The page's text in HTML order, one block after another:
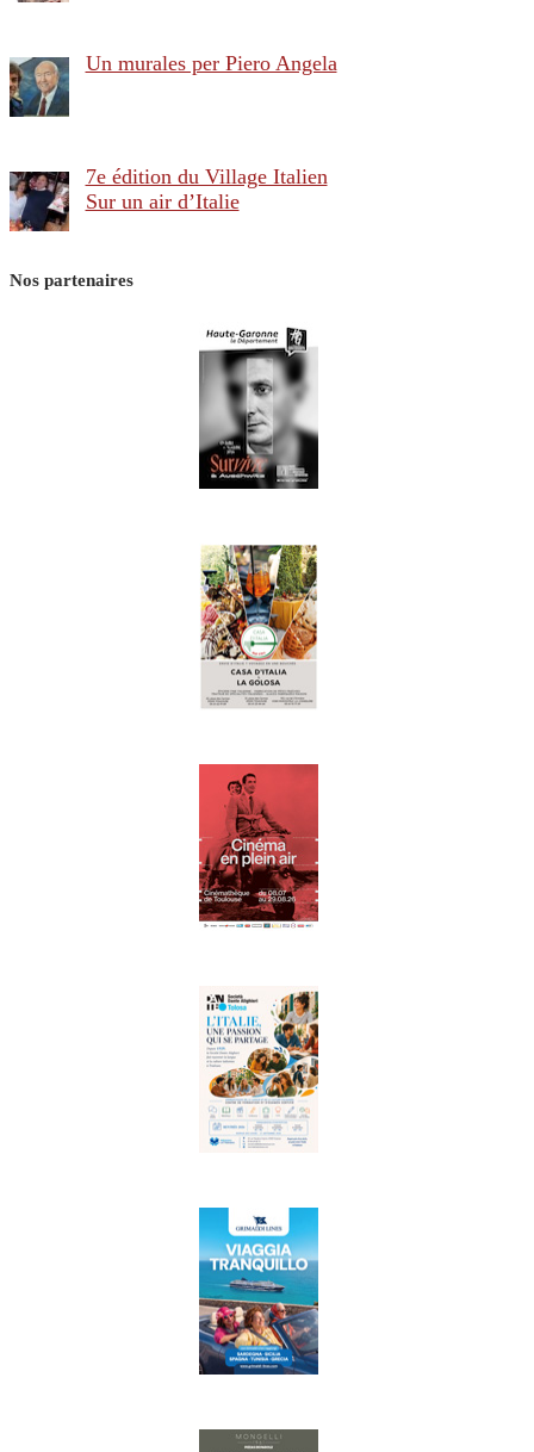
Un murales per Piero Angela
7e édition du Village Italien
Sur un air d’Italie
Nos partenaires